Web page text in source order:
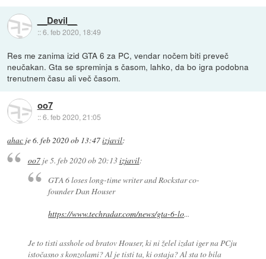
__Devil__
::6. feb 2020, 18:49
Res me zanima izid GTA 6 za PC, vendar nočem biti preveč
neučakan. Gta se spreminja s časom, lahko, da bo igra podobna
trenutnem času ali več časom.
oo7
::6. feb 2020, 21:05
ahac je6. feb 2020 ob 13:47izjavil:
oo7je5. feb 2020 ob 20:13izjavil:
GTA 6 loses long-time writer and Rockstar co-
founder Dan Houser
https://www.techradar.com/news/gta-6-lo...
Je to tisti asshole od bratov Houser, ki ni želel izdat iger na PCju
istočasno s konzolami? Al je tisti ta, ki ostaja? Al sta to bila